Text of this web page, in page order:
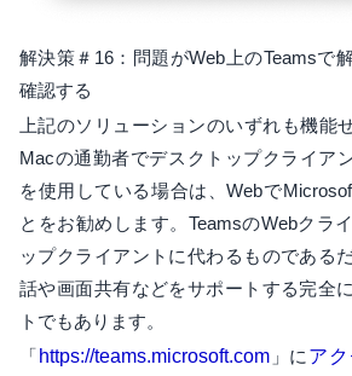
解決策＃16：問題がWeb上のTeamsで
確認する
上記のソリューションのいずれも機能
Macの通勤者でデスクトップクライア
を使用している場合は、Webで
とをお勧めします。TeamsのWebクラ
ップクライアントに代わるものである
話や画面共有などをサポートする完全
トでもあります。
「 https://teams.microsoft.com」に ア